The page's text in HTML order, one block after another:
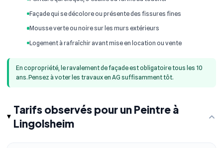
Façade qui se décolore ou présente des fissures fines
Mousse verte ou noire sur les murs extérieurs
Logement à rafraîchir avant mise en location ou vente
En copropriété, le ravalement de façade est obligatoire tous les 10
ans. Pensez à voter les travaux en AG suffisamment tôt.
Tarifs observés pour un Peintre à
Lingolsheim